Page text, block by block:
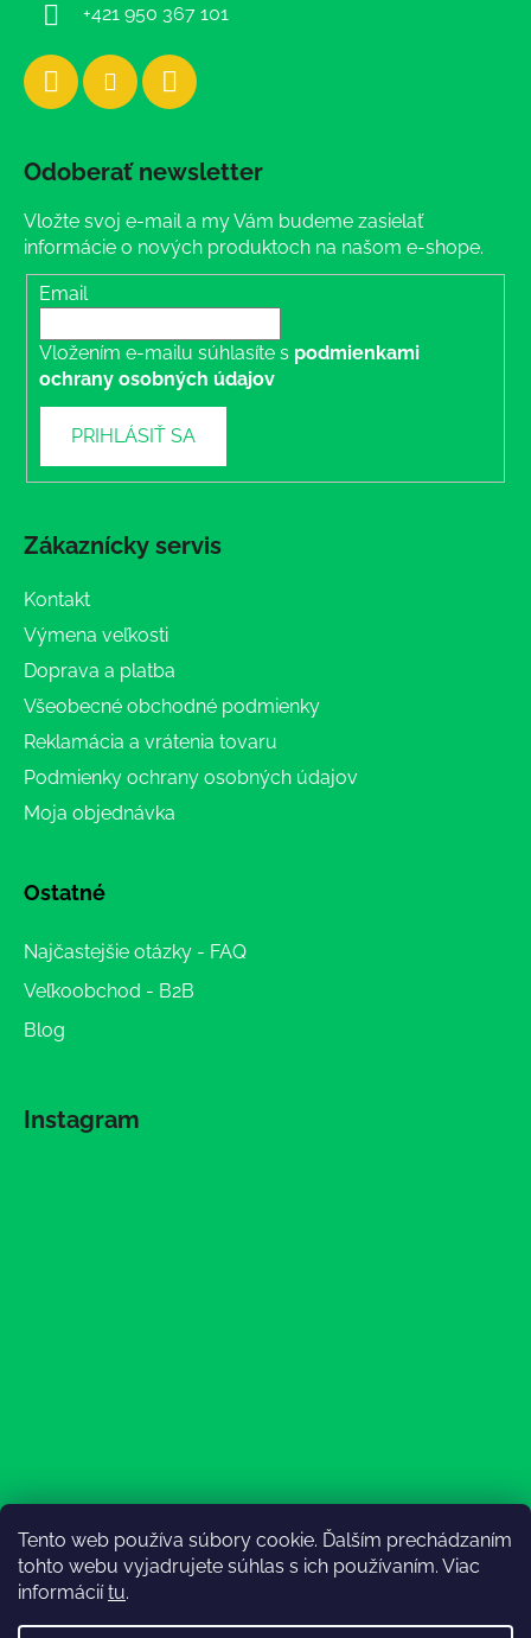
Tento web používa súbory cookie. Ďalším prechádzaním
tohto webu vyjadrujete súhlas s ich používaním. Viac
informáciítu.
+421 950 367 101
Odoberať newsletter
Vložte svoj e-mail a my Vám budeme zasielať
informácie o nových produktoch na našom e-shope.
Email
Vložením e-mailu súhlasíte s podmienkami
ochrany osobných údajov
PRIHLÁSIŤ SA
Zákaznícky servis
Kontakt
Výmena veľkosti
Doprava a platba
Všeobecné obchodné podmienky
Reklamácia a vrátenia tovaru
Podmienky ochrany osobných údajov
Moja objednávka
Ostatné
Najčastejšie otázky - FAQ
Veľkoobchod - B2B
Blog
Instagram
Sledovať na Instagrame